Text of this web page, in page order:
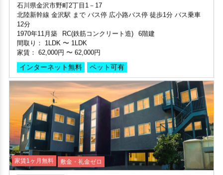
部屋号数 701号室
家賃 31,000円・共益費 5,000円
階数 7階
間取り 1R(ワンルーム)・専有面積 20.53㎡
敷金 - ・礼金 -
保証人不要・代行 インターネット無料
部屋号数 105号室
家賃 29,000円・共益費 3,000円
階数 1階
間取り 1K・専有面積 23.13㎡
敷金 - ・礼金 -
保証人不要・代行 インターネット無料
部屋号数 405号室
家賃 72,000円・共益費 6,000円
階数 4階
間取り 3LDK・専有面積 70.86㎡
敷金 - ・礼金 -
保証人不要・代行 インターネット無料
北陸新幹線 金沢駅 まで バス停 広小路バス停 徒歩1分 バス乗車
12分
1970年11月築
間取り： 1LDK 〜 1LDK
家賃： 62,000円 〜 62,000円
インターネット無料 ペット可有
家賃1ヶ月無料 敷金・礼金ゼロ
賃貸マンション パリエ55